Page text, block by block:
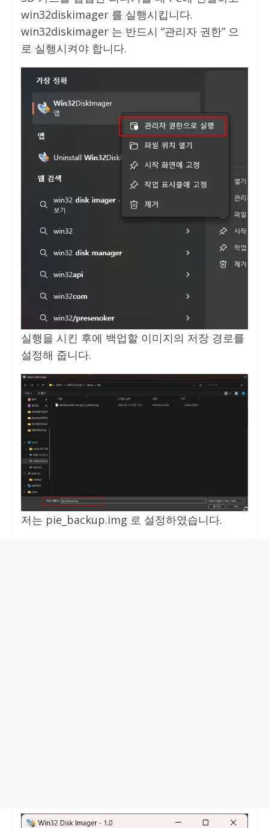
win32diskimager 를 실행시킵니다.
win32diskimager 는 반드시 “관리자 권한” 으
로 실행시켜야 합니다.
실행을 시킨 후에 백업할 이미지의 저장 경로를
설정해 줍니다.
저는 pie_backup.img 로 설정하였습니다.